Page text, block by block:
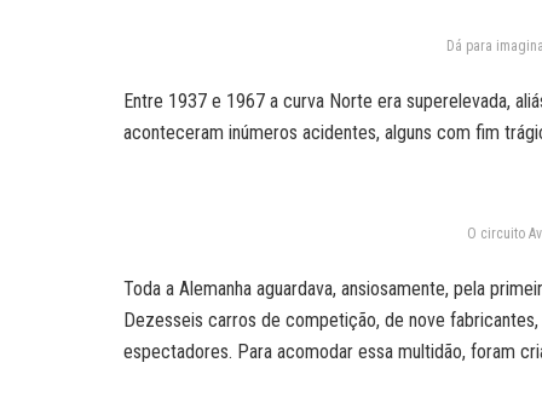
Dá para
Entre 1937 e 1967 a curva Norte era superelevada,
aconteceram inúmeros acidentes, alguns com fim
O circuito
Toda a Alemanha aguardava, ansiosamente, pela
Dezesseis carros de competição, de nove
espectadores. Para acomodar essa multidão, foram